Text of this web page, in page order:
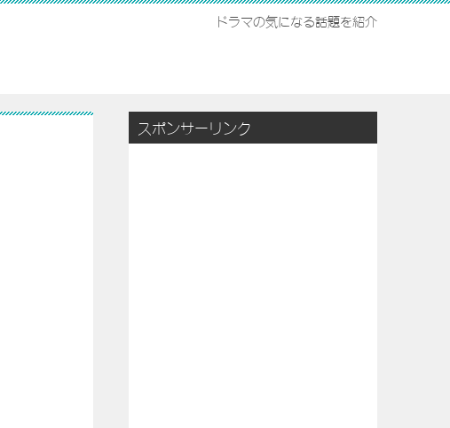
ドラマの気になる話題を紹介
スポンサーリンク